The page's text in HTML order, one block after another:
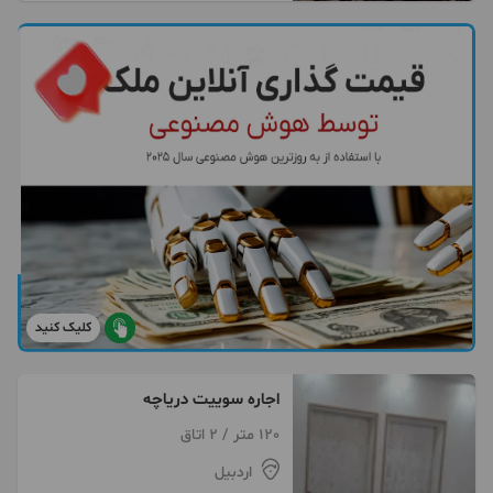
کلیک کنید
اجاره سوییت دریاچه
120 متر / 2 اتاق
اردبیل